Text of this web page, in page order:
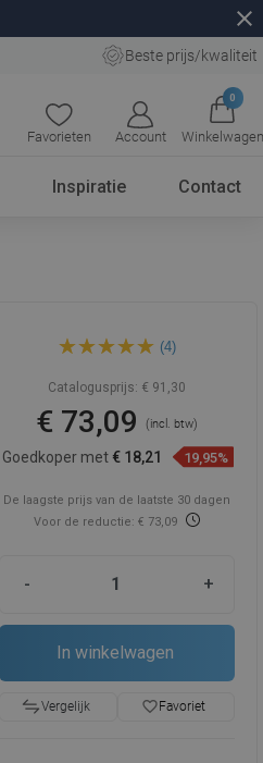
close
Beste prijs/kwaliteit
Favorieten Account
0
Winkelwagen
Inspiratie Contact
Mexen Alma onderbouw
wastafelkraan, wit - 75015-20
(4)
Catalogusprijs: € 91,30
€ 73,09(incl. btw)
Goedkoper met € 18,21 19,95%
De laagste prijs van de laatste 30 dagen
Voor de reductie: € 73,09
- +
In winkelwagen
Vergelijk favorite_borderFavoriet